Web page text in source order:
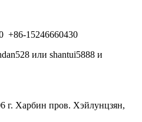
+86-15246660430
или shantui5888 и
г. Харбин пров. Хэйлунцзян,